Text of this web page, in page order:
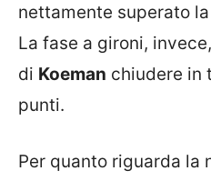
nettamente superato la
La fase a gironi,
di Koeman chiudere in
punti.
Per quanto riguarda la